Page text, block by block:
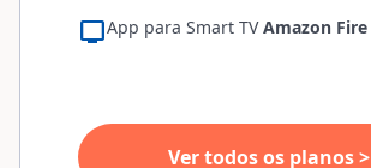
tvApp para Smart TVAmazon Fire
Ver todos os planos >